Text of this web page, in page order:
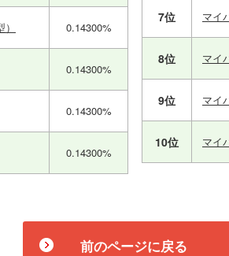
0.14300%
0.14300%
0.14300%
0.14300%
7位 マイ
8位 マイ
9位 マイ
10位 マイ
前のページに戻る